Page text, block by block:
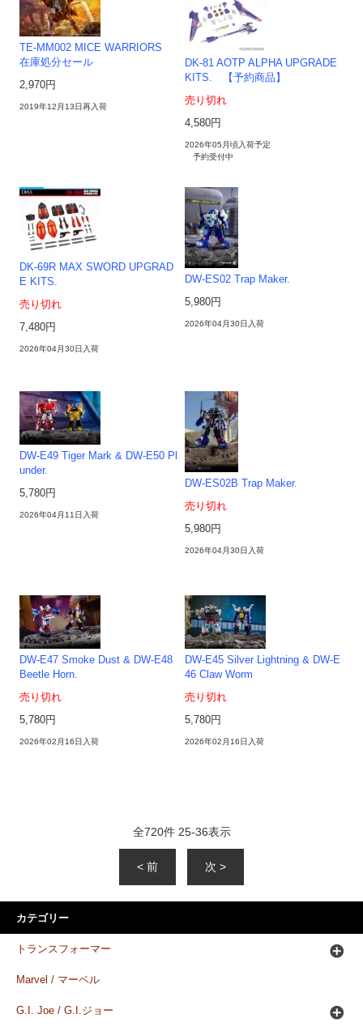
TE-MM002 MICE WARRIORS
在庫処分セール
2,970円
2019年12月13日再入荷
DK-81 AOTP ALPHA UPGRADE
KITS. 【予約商品】
売り切れ
4,580円
2026年05月頃入荷予定
予約受付中
DK-69R MAX SWORD UPGRAD
E KITS.
売り切れ
7,480円
2026年04月30日入荷
DW-ES02 Trap Maker.
5,980円
2026年04月30日入荷
DW-E49 Tiger Mark & DW-E50 Pl
under.
5,780円
2026年04月11日入荷
DW-ES02B Trap Maker.
売り切れ
5,980円
2026年04月30日入荷
DW-E47 Smoke Dust & DW-E48
Beetle Horn.
売り切れ
5,780円
2026年02月16日入荷
DW-E45 Silver Lightning & DW-E
46 Claw Worm
売り切れ
5,780円
2026年02月16日入荷
全720件 25-36表示
< 前 次 >
カテゴリー
トランスフォーマー
Marvel / マーベル
G.I. Joe / G.I.ジョー